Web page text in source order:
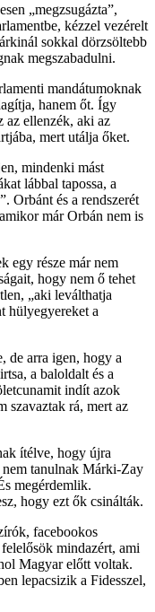
„megzsugázta”,
kézzel vezérelt
sokkal dörzsöltebb
megszabadulni.
mandátumoknak
hanem őt. Így
az ellenzék, aki az
mert utálja őket.
mindenki mást
lábbal tapossa, a
Orbánt és a rendszerét
már Orbán nem is
egy része már nem
hogy nem ő tehet
„aki leválthatja
hülyegyereket a
de arra igen, hogy a
a baloldalt és a
indít azok
szavaztak rá, mert az
ítélve, hogy újra
tanulnak Márki-Zay
megérdemlik.
hogy ezt ők csinálták.
facebookos
mindazért, ami
Magyar előtt voltak.
lepacsizik a Fidesszel,